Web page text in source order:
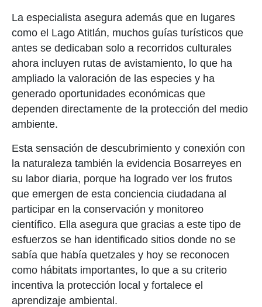
La especialista asegura además que en lugares
como el Lago Atitlán, muchos guías turísticos que
antes se dedicaban solo a recorridos culturales
ahora incluyen rutas de avistamiento, lo que ha
ampliado la valoración de las especies y ha
generado oportunidades económicas que
dependen directamente de la protección del medio
ambiente.
Esta sensación de descubrimiento y conexión con
la naturaleza también la evidencia Bosarreyes en
su labor diaria, porque ha logrado ver los frutos
que emergen de esta conciencia ciudadana al
participar en la conservación y monitoreo
científico. Ella asegura que gracias a este tipo de
esfuerzos se han identificado sitios donde no se
sabía que había quetzales y hoy se reconocen
como hábitats importantes, lo que a su criterio
incentiva la protección local y fortalece el
aprendizaje ambiental.